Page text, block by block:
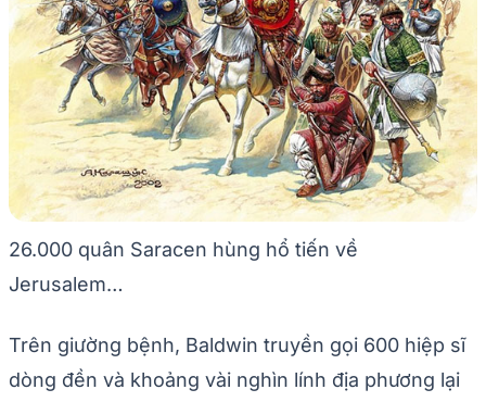
26.000 quân Saracen hùng hổ tiến về
Jerusalem…
Trên giường bệnh, Baldwin truyền gọi 600 hiệp sĩ
dòng đền và khoảng vài nghìn lính địa phương lại